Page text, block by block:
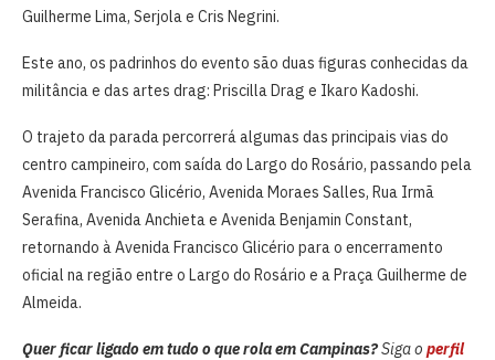
Guilherme Lima, Serjola e Cris Negrini.
Este ano, os padrinhos do evento são duas figuras conhecidas da
militância e das artes drag: Priscilla Drag e Ikaro Kadoshi.
O trajeto da parada percorrerá algumas das principais vias do
centro campineiro, com saída do Largo do Rosário, passando pela
Avenida Francisco Glicério, Avenida Moraes Salles, Rua Irmã
Serafina, Avenida Anchieta e Avenida Benjamin Constant,
retornando à Avenida Francisco Glicério para o encerramento
oficial na região entre o Largo do Rosário e a Praça Guilherme de
Almeida.
Quer ficar ligado em tudo o que rola em Campinas?Siga o perfil